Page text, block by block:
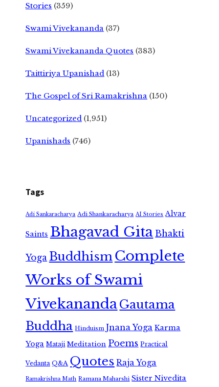
Stories (359)
Swami Vivekananda (37)
Swami Vivekananda Quotes (383)
Taittiriya Upanishad (13)
The Gospel of Sri Ramakrishna (150)
Uncategorized (1,951)
Upanishads (746)
Tags
Adi Sankaracharya Adi Shankaracharya AI Stories Alvar
Saints Bhagavad GitaBhakti
Yoga Buddhism Complete
Works of Swami
VivekanandaGautama
Buddha Hinduism Jnana Yoga Karma
Yoga Mataji Meditation Poems Practical
Vedanta Q&A Quotes Raja Yoga
Ramakrishna Math Ramana Maharshi Sister Nivedita